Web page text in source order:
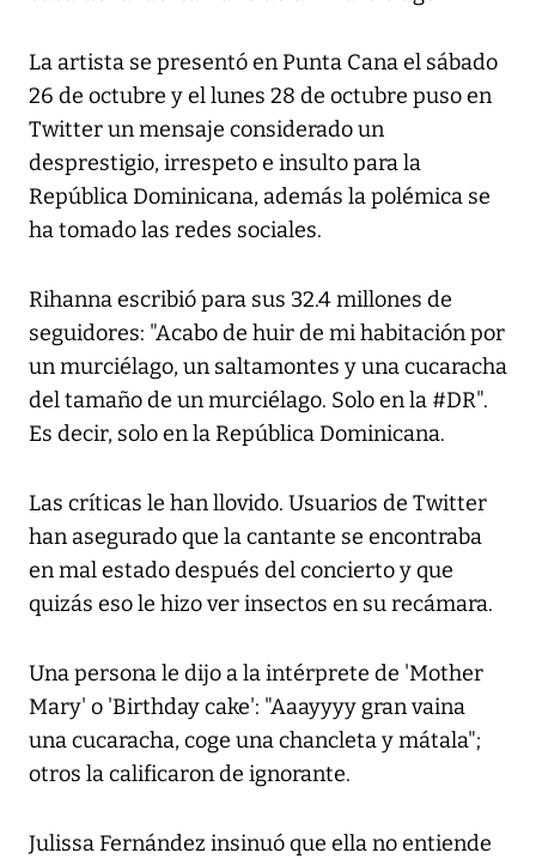
La artista se presentó en Punta Cana el sábado
26 de octubre y el lunes 28 de octubre puso en
Twitter un mensaje considerado un
desprestigio, irrespeto e insulto para la
República Dominicana, además la polémica se
ha tomado las redes sociales.
Rihanna escribió para sus 32.4 millones de
seguidores: "Acabo de huir de mi habitación por
un murciélago, un saltamontes y una cucaracha
del tamaño de un murciélago. Solo en la #DR".
Es decir, solo en la República Dominicana.
Las críticas le han llovido. Usuarios de Twitter
han asegurado que la cantante se encontraba
en mal estado después del concierto y que
quizás eso le hizo ver insectos en su recámara.
Una persona le dijo a la intérprete de 'Mother
Mary' o 'Birthday cake': "Aaayyyy gran vaina
una cucaracha, coge una chancleta y mátala";
otros la calificaron de ignorante.
Julissa Fernández insinuó que ella no entiende